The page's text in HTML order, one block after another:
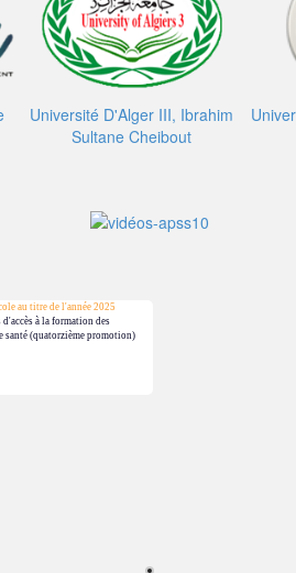
au titre de l'année 2025
à la formation des
santé (quatorzième promotion)
Université D'Alger III, Ibrahim
Sultane Cheibout